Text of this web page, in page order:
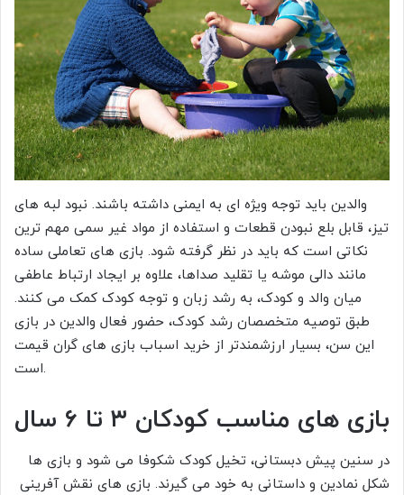
والدین باید توجه ویژه ای به ایمنی داشته باشند. نبود لبه های
تیز، قابل بلع نبودن قطعات و استفاده از مواد غیر سمی مهم ترین
نکاتی است که باید در نظر گرفته شود. بازی های تعاملی ساده
مانند دالی موشه یا تقلید صداها، علاوه بر ایجاد ارتباط عاطفی
میان والد و کودک، به رشد زبان و توجه کودک کمک می کنند.
طبق توصیه متخصصان رشد کودک، حضور فعال والدین در بازی
این سن، بسیار ارزشمندتر از خرید اسباب بازی های گران قیمت
است.
بازی های مناسب کودکان ۳ تا ۶ سال
در سنین پیش دبستانی، تخیل کودک شکوفا می شود و بازی ها
شکل نمادین و داستانی به خود می گیرند. بازی های نقش آفرینی